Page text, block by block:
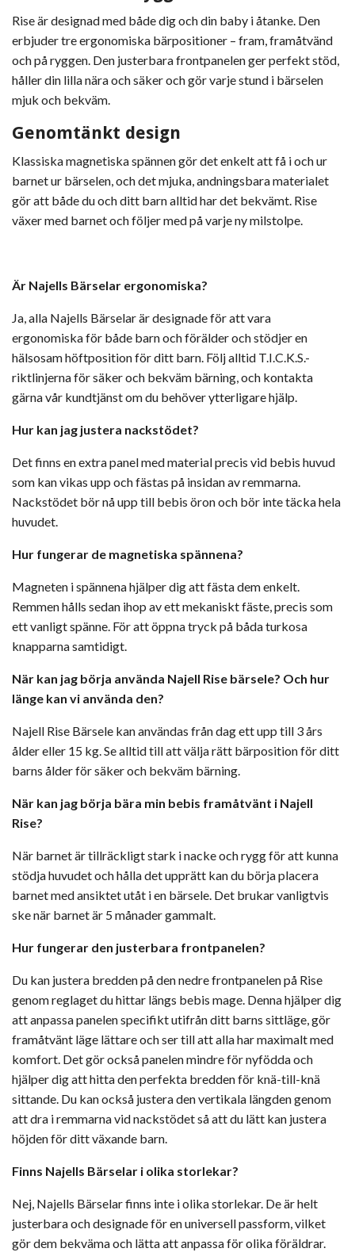
Rise är designad med både dig och din baby i åtanke. Den
erbjuder tre ergonomiska bärpositioner – fram, framåtvänd
och på ryggen. Den justerbara frontpanelen ger perfekt stöd,
håller din lilla nära och säker och gör varje stund i bärselen
mjuk och bekväm.
Genomtänkt design
Klassiska magnetiska spännen gör det enkelt att få i och ur
barnet ur bärselen, och det mjuka, andningsbara materialet
gör att både du och ditt barn alltid har det bekvämt. Rise
växer med barnet och följer med på varje ny milstolpe.
Är Najells Bärselar ergonomiska?
Ja, alla Najells Bärselar är designade för att vara
ergonomiska för både barn och förälder och stödjer en
hälsosam höftposition för ditt barn. Följ alltid T.I.C.K.S.-
riktlinjerna för säker och bekväm bärning, och kontakta
gärna vår kundtjänst om du behöver ytterligare hjälp.
Hur kan jag justera nackstödet?
Det finns en extra panel med material precis vid bebis huvud
som kan vikas upp och fästas på insidan av remmarna.
Nackstödet bör nå upp till bebis öron och bör inte täcka hela
huvudet.
Hur fungerar de magnetiska spännena?
Magneten i spännena hjälper dig att fästa dem enkelt.
Remmen hålls sedan ihop av ett mekaniskt fäste, precis som
ett vanligt spänne. För att öppna tryck på båda turkosa
knapparna samtidigt.
När kan jag börja använda Najell Rise bärsele? Och hur
länge kan vi använda den?
Najell Rise Bärsele kan användas från dag ett upp till 3 års
ålder eller 15 kg. Se alltid till att välja rätt bärposition för ditt
barns ålder för säker och bekväm bärning.
När kan jag börja bära min bebis framåtvänt i Najell
Rise?
När barnet är tillräckligt stark i nacke och rygg för att kunna
stödja huvudet och hålla det upprätt kan du börja placera
barnet med ansiktet utåt i en bärsele. Det brukar vanligtvis
ske när barnet är 5 månader gammalt.
Hur fungerar den justerbara frontpanelen?
Du kan justera bredden på den nedre frontpanelen på Rise
genom reglaget du hittar längs bebis mage. Denna hjälper dig
att anpassa panelen specifikt utifrån ditt barns sittläge, gör
framåtvänt läge lättare och ser till att alla har maximalt med
komfort. Det gör också panelen mindre för nyfödda och
hjälper dig att hitta den perfekta bredden för knä-till-knä
sittande. Du kan också justera den vertikala längden genom
att dra i remmarna vid nackstödet så att du lätt kan justera
höjden för ditt växande barn.
Finns Najells Bärselar i olika storlekar?
Nej, Najells Bärselar finns inte i olika storlekar. De är helt
justerbara och designade för en universell passform, vilket
gör dem bekväma och lätta att anpassa för olika föräldrar.